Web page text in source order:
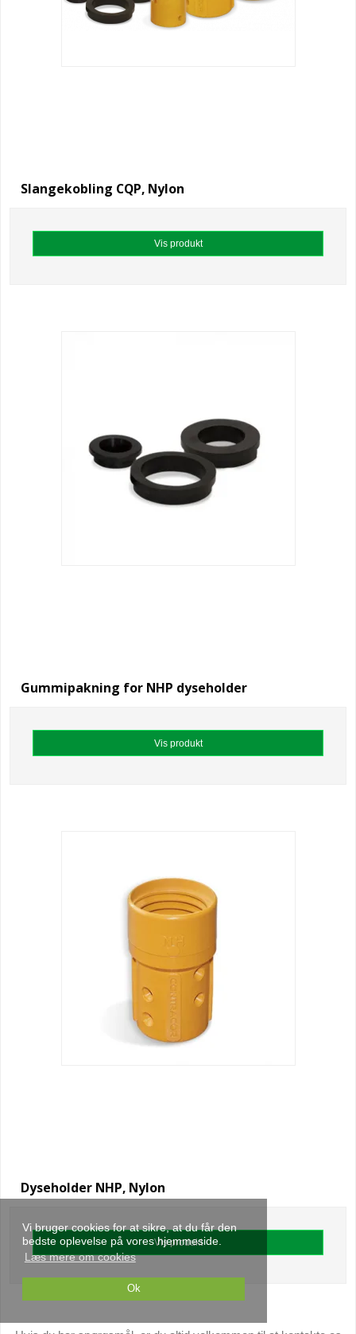
Vi bruger cookies for at sikre, at du får den
bedste oplevelse på vores hjemmeside.
Læs mere om cookies
Ok
Slangekobling CQP, Nylon
Vis produkt
Gummipakning for NHP dyseholder
Vis produkt
Dyseholder NHP, Nylon
Vis produkt